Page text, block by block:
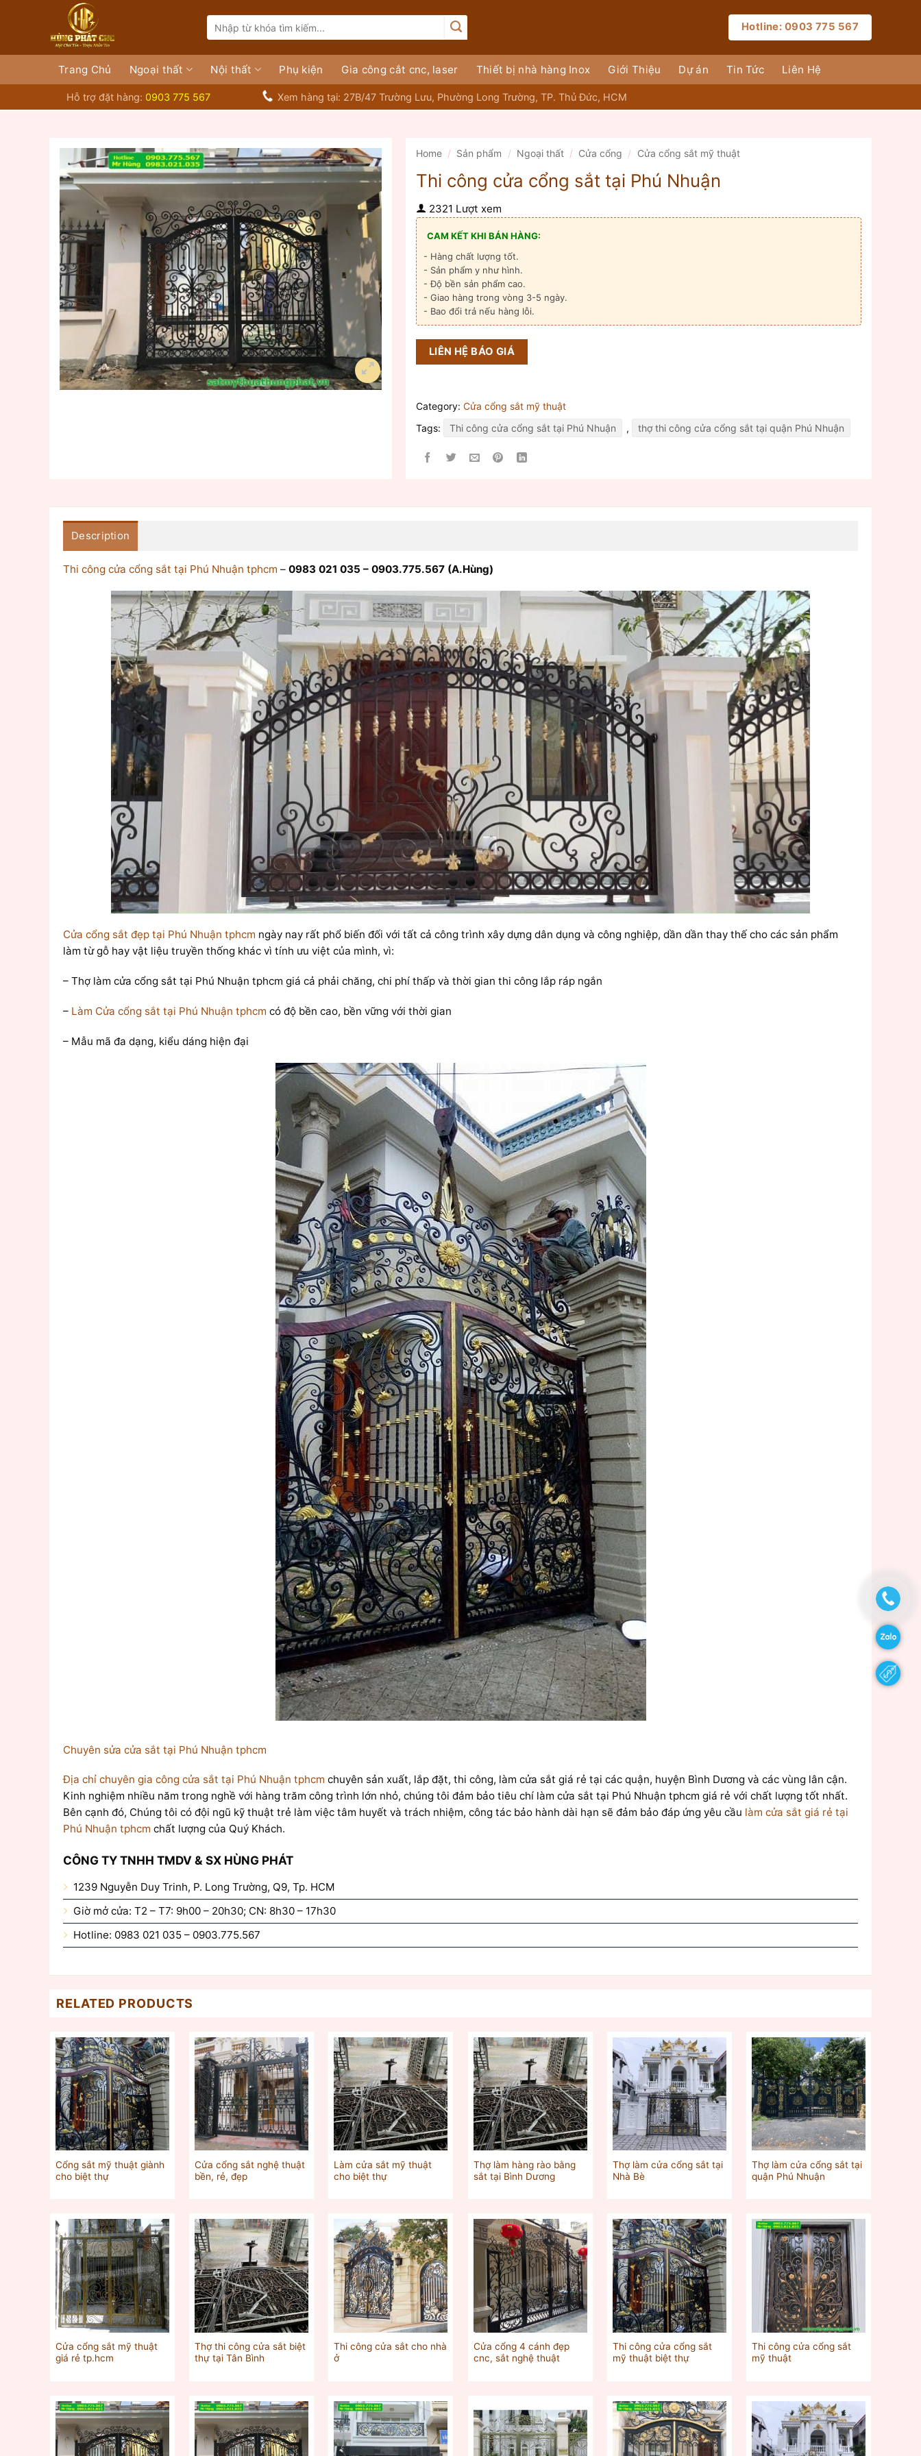
dung
for:
Hotline: 0903 775 567
Trang Chủ Ngoại thất Nội thất Phụ kiện Gia công cắt cnc, laser Thiết bị nhà hàng Inox Giới Thiệu Dự án Tin Tức Liên Hệ
Hỗ trợ đặt hàng: 0903 775 567 Xem hàng tại: 27B/47 Trường Lưu, Phường Long Trường, TP. Thủ Đức, HCM
Home / Sản phẩm / Ngoại thất / Cửa cổng / Cửa cổng sắt mỹ thuật
Thi công cửa cổng sắt tại Phú Nhuận
2321 Lượt xem
CAM KẾT KHI BÁN HÀNG:
- Hàng chất lượng tốt.
- Sản phẩm y như hình.
- Độ bền sản phẩm cao.
- Giao hàng trong vòng 3-5 ngày.
- Bao đổi trả nếu hàng lỗi.
LIÊN HỆ BÁO GIÁ
Category: Cửa cổng sắt mỹ thuật
Tags:
Thi công cửa cổng sắt tại Phú Nhuận , thợ thi công cửa cổng sắt tại quận Phú Nhuận
Description
Thi công cửa cổng sắt tại Phú Nhuận tphcm – 0983 021 035 – 0903.775.567 (A.Hùng)
Cửa cổng sắt đẹp tại Phú Nhuận tphcm ngày nay rất phổ biến đối với tất cả công trình xây dựng dân dụng và công nghiệp, dần dần thay thế cho các sản phẩm
làm từ gỗ hay vật liệu truyền thống khác vì tính ưu việt của mình, vì:
– Thợ làm cửa cổng sắt tại Phú Nhuận tphcm giá cả phải chăng, chi phí thấp và thời gian thi công lắp ráp ngắn
– Làm Cửa cổng sắt tại Phú Nhuận tphcm có độ bền cao, bền vững với thời gian
– Mẫu mã đa dạng, kiểu dáng hiện đại
Chuyên sửa cửa sắt tại Phú Nhuận tphcm
Địa chỉ chuyên gia công cửa sắt tại Phú Nhuận tphcm chuyên sản xuất, lắp đặt, thi công, làm cửa sắt giá rẻ tại các quận, huyện Bình Dương và các vùng lân cận.
Kinh nghiệm nhiều năm trong nghề với hàng trăm công trình lớn nhỏ, chúng tôi đảm bảo tiêu chí làm cửa sắt tại Phú Nhuận tphcm giá rẻ với chất lượng tốt nhất.
Bên cạnh đó, Chúng tôi có đội ngũ kỹ thuật trẻ làm việc tâm huyết và trách nhiệm, công tác bảo hành dài hạn sẽ đảm bảo đáp ứng yêu cầu làm cửa sắt giá rẻ tại
Phú Nhuận tphcm chất lượng của Quý Khách.
CÔNG TY TNHH TMDV & SX HÙNG PHÁT
1239 Nguyễn Duy Trinh, P. Long Trường, Q9, Tp. HCM
Giờ mở cửa: T2 – T7: 9h00 – 20h30; CN: 8h30 – 17h30
Hotline: 0983 021 035 – 0903.775.567
RELATED PRODUCTS
Cổng sắt mỹ thuật giành
cho biệt thự
Cửa cổng sắt nghệ thuật
bền, rẻ, đẹp
Làm cửa sắt mỹ thuật
cho biệt thự
Thợ làm hàng rào bằng
sắt tại Bình Dương
Thợ làm cửa cổng sắt tại
Nhà Bè
Thợ làm cửa cổng sắt tại
quận Phú Nhuận
Cửa cổng sắt mỹ thuật
giá rẻ tp.hcm
Thợ thi công cửa sắt biệt
thự tại Tân Bình
Thi công cửa sắt cho nhà
ở
Cửa cổng 4 cánh đẹp
cnc, sắt nghệ thuật
Thi công cửa cổng sắt
mỹ thuật biệt thự
Thi công cửa cổng sắt
mỹ thuật